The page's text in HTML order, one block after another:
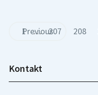
Previous
1 … 207 208
Kontakt